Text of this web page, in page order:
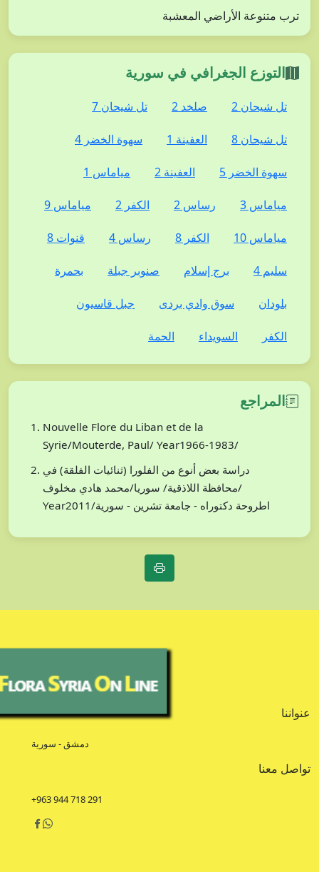
ترب متنوعة الأراضي المعشبة
التوزع الجغرافي في سورية
تل شيحان 2 صلخد 2 تل شيحان 7
تل شيحان 8 العفينة 1 سهوة الخضر 4
سهوة الخضر 5 العفينة 2 مياماس 1
مياماس 3 رساس 2 الكفر 2 مياماس 9
مياماس 10 الكفر 8 رساس 4 قنوات 8
سليم 4 برج إسلام صنوبر جبلة بحمرة
بلودان سوق وادي بردى جبل قاسيون
الكفر السويداء الحمة
المراجع
Nouvelle Flore du Liban et de la
Syrie/Mouterde, Paul/ Year1966-1983/
دراسة بعض أنوع من الفلورا (ثنائيات الفلقة) في
محافظة اللاذقية/ سوريا/محمد هادي مخلوف/
Year2011/اطروحة دكتوراه - جامعة تشرين - سورية
عنواننا
دمشق - سورية
تواصل معنا
+963 944 718 291